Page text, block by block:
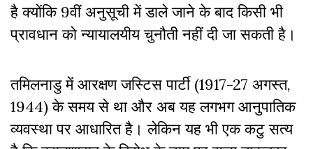
है क्योंकि 9वीं अनुसूची में डाले जाने के बाद किसी भी
प्रावधान को न्यायालयीय चुनौती नहीं दी जा सकती है।
तमिलनाडु में आरक्षण जस्टिस पार्टी (1917-27 अगस्त,
1944) के समय से था और अब यह लगभग आनुपातिक
व्यवस्था पर आधारित है। लेकिन यह भी एक कटु सत्य